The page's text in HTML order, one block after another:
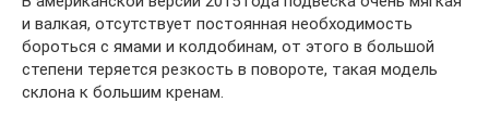
и валкая, отсутствует постоянная необходимость
бороться с ямами и колдобинам, от этого в большой
степени теряется резкость в повороте, такая модель
склона к большим кренам.